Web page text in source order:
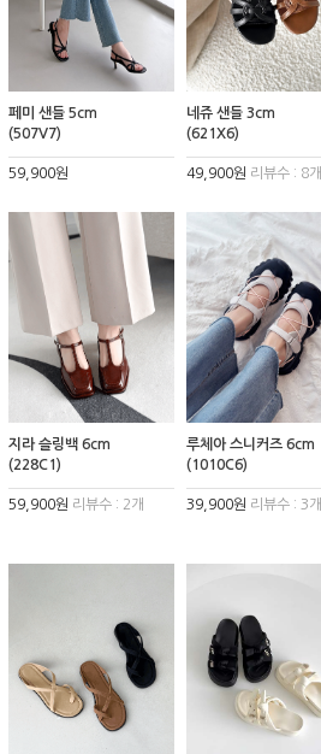
페미 샌들 5cm
(507V7)
59,900원
네쥬 샌들 3cm
(621X6)
49,900원 리뷰수 : 8개
지라 슬링백 6cm
(228C1)
59,900원 리뷰수 : 2개
루체아 스니커즈 6cm
(1010C6)
39,900원 리뷰수 : 3개